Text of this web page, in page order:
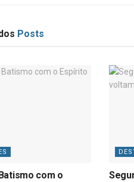
Posts
com o